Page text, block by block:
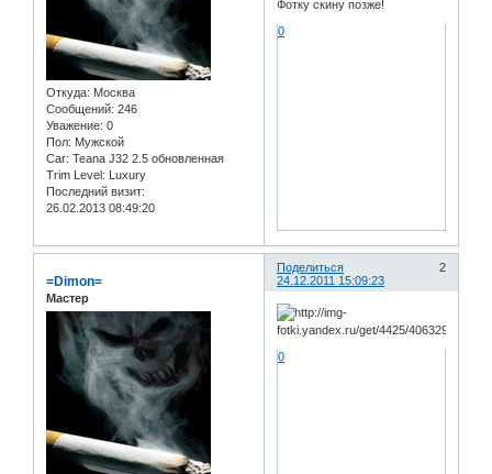
Откуда: Москва
Сообщений: 246
Уважение: 0
Пол: Мужской
Car: Teana J32 2.5 обновленная
Trim Level: Luxury
Последний визит:
26.02.2013 08:49:20
Фотку скину позже!
0
Поделиться
2
24.12.2011 15:09:23
=Dimon=
Мастер
0